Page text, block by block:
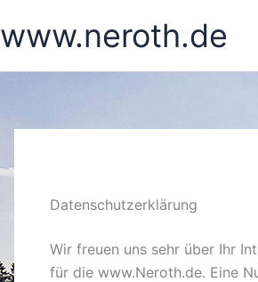
www.neroth.de
Datenschutzerklärung
Wir freuen uns sehr über Ihr
für die www.Neroth.de. Eine